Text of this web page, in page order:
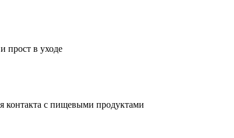
прост в уходе
контакта с пищевыми продуктами